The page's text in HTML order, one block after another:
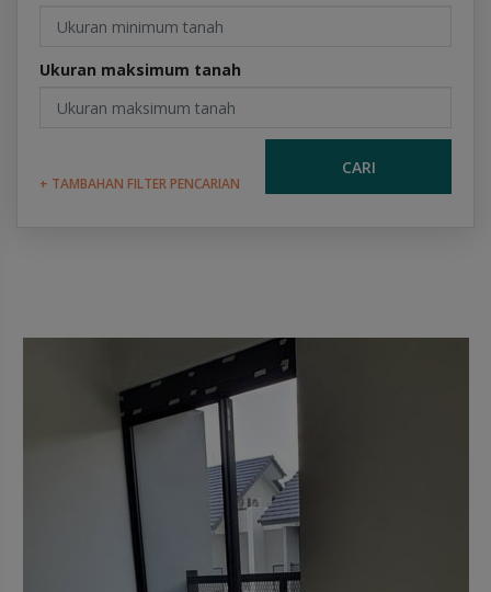
Ukuran maksimum tanah
+ TAMBAHAN FILTER PENCARIAN
CARI